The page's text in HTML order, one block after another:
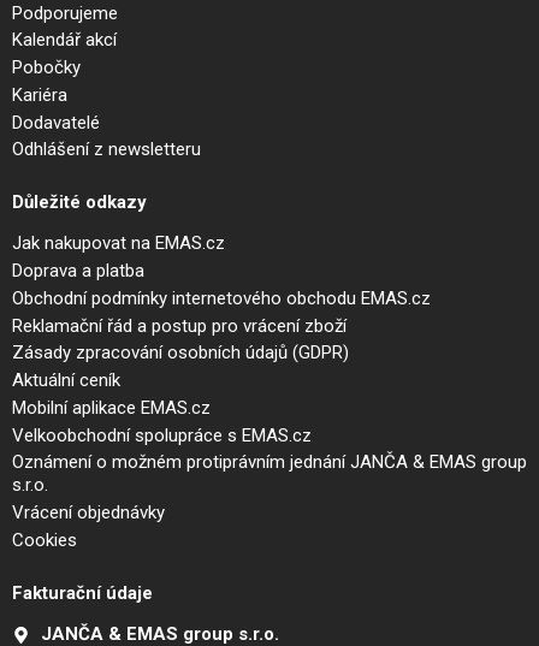
Podporujeme
Kalendář akcí
Pobočky
Kariéra
Dodavatelé
Odhlášení z newsletteru
Důležité odkazy
Jak nakupovat na EMAS.cz
Doprava a platba
Obchodní podmínky internetového obchodu EMAS.cz
Reklamační řád a postup pro vrácení zboží
Zásady zpracování osobních údajů (GDPR)
Aktuální ceník
Mobilní aplikace EMAS.cz
Velkoobchodní spolupráce s EMAS.cz
Oznámení o možném protiprávním jednání JANČA & EMAS group
s.r.o.
Vrácení objednávky
Cookies
Fakturační údaje
JANČA & EMAS group s.r.o.